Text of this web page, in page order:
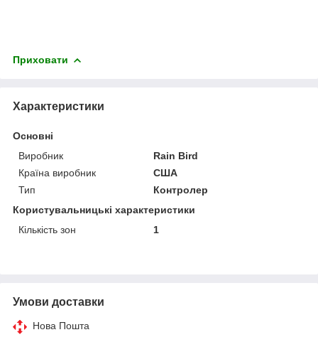
Приховати
Характеристики
Основні
Виробник
Rain Bird
Країна виробник
США
Тип
Контролер
Користувальницькі характеристики
Кількість зон
1
Умови доставки
Нова Пошта